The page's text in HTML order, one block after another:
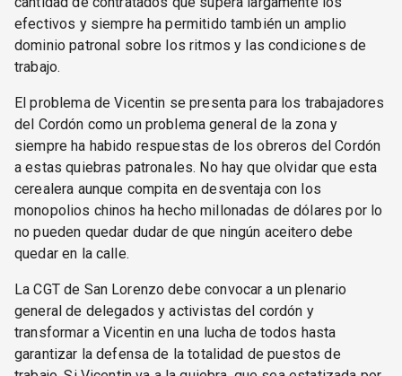
efectivos y siempre ha permitido también un amplio
dominio patronal sobre los ritmos y las condiciones de
trabajo.
El problema de Vicentin se presenta para los trabajadores
del Cordón como un problema general de la zona y
siempre ha habido respuestas de los obreros del Cordón
a estas quiebras patronales. No hay que olvidar que esta
cerealera aunque compita en desventaja con los
monopolios chinos ha hecho millonadas de dólares por lo
no pueden quedar dudar de que ningún aceitero debe
quedar en la calle.
La CGT de San Lorenzo debe convocar a un plenario
general de delegados y activistas del cordón y
transformar a Vicentin en una lucha de todos hasta
garantizar la defensa de la totalidad de puestos de